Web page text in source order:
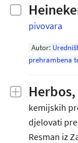
pivovara
Autor:
prehrambena
Herbos,
kemijskih
djelovati
Resman iz